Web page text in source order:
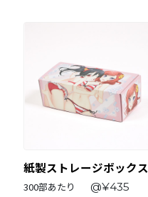
紙製ストレージボックス
300部あたり @¥435